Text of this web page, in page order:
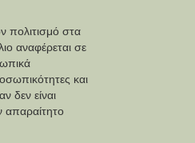
πολιτισμό στα
αναφέρεται σε
και
δεν είναι
απαραίτητο